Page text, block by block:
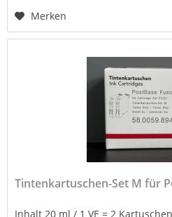
Merken
Tintenkartuschen-Set M für
Inhalt 20 ml / 1 VE = 2 Kartuschen